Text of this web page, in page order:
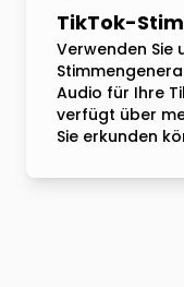
TikTok-
Verwenden Sie
Audio für Ihre
verfügt über
Sie erkunden